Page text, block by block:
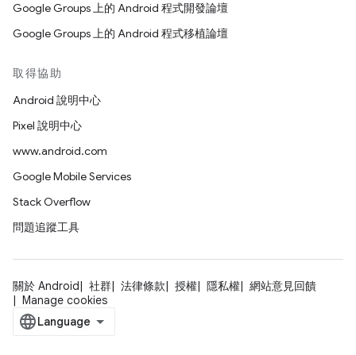
Google Groups 上的 Android 程式開發論壇
Google Groups 上的 Android 程式移植論壇
取得協助
Android 說明中心
Pixel 說明中心
www.android.com
Google Mobile Services
Stack Overflow
問題追蹤工具
關於 Android 社群 法律條款 授權 隱私權
網站意見回饋
Manage cookies